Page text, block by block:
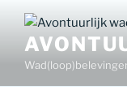
inhoud